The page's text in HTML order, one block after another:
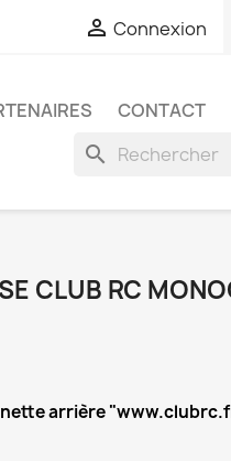
 Connexion
CONTACT
search
CLUB RC
arrière